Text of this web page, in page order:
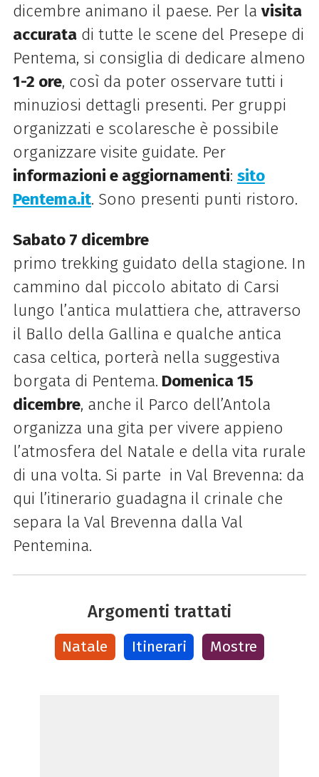
dicembre animano il paese. Per la visita
accuratadi tutte le scene del Presepe di
Pentema, si consiglia di dedicare almeno
1-2 ore, così da poter osservare tutti i
minuziosi dettagli presenti. Per gruppi
organizzati e scolaresche è possibile
organizzare visite guidate. Per
informazioni e aggiornamenti: sito
Pentema.it. Sono presenti punti ristoro.
Sabato 7 dicembre
primo trekkingguidato della stagione. In
cammino dal piccolo abitato di Carsi
lungo l’antica mulattiera che, attraverso
il Ballo della Gallina e qualche antica
casa celtica, porterà nella suggestiva
borgata di Pentema. Domenica 15
dicembre, anche il Parco dell’Antola
organizza una gita per vivere appieno
l’atmosfera del Natale e della vita rurale
di una volta. Si parte in Val Brevenna: da
qui l’itinerario guadagna il crinale che
separa la Val Brevenna dalla Val
Pentemina.
Argomenti trattati
Natale Itinerari Mostre